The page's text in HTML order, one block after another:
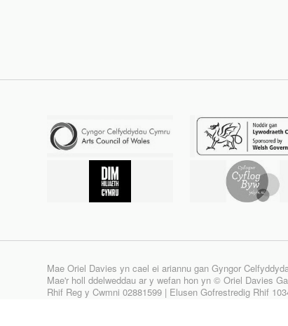
Mae Oriel Davies yn cael ei ariannu gan Gyngor
Mae'r holl ddelweddau ar y wefan hon yn © Oriel Davies
Rhif Reg y Cwmni 02881599 | Elusen Gofrestredig Rhif